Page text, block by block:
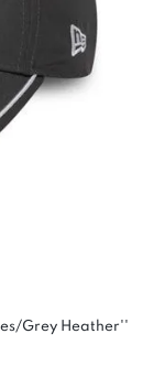
Grey Heather''